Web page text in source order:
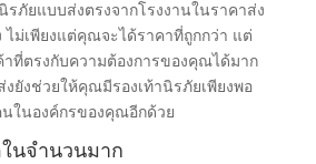
รภัยแบบส่งตรงจากโรงงานในราคาส่ง
ม่เพียงแต่คุณจะได้ราคาที่ถูกกว่า แต่
าที่ตรงกับความต้องการของคุณได้มาก
ยังช่วยให้คุณมีรองเท้านิรภัยเพียงพอ
ในองค์กรของคุณอีกด้วย
นจำนวนมาก